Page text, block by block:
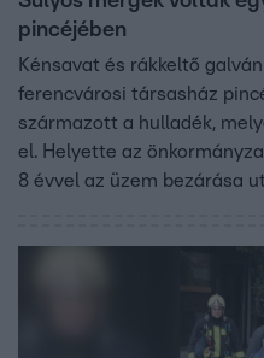
pincéjében
Kénsavat és rákkeltő
ferencvárosi társasház
származott a hulladék,
el. Helyette az
8 évvel az üzem bezárása